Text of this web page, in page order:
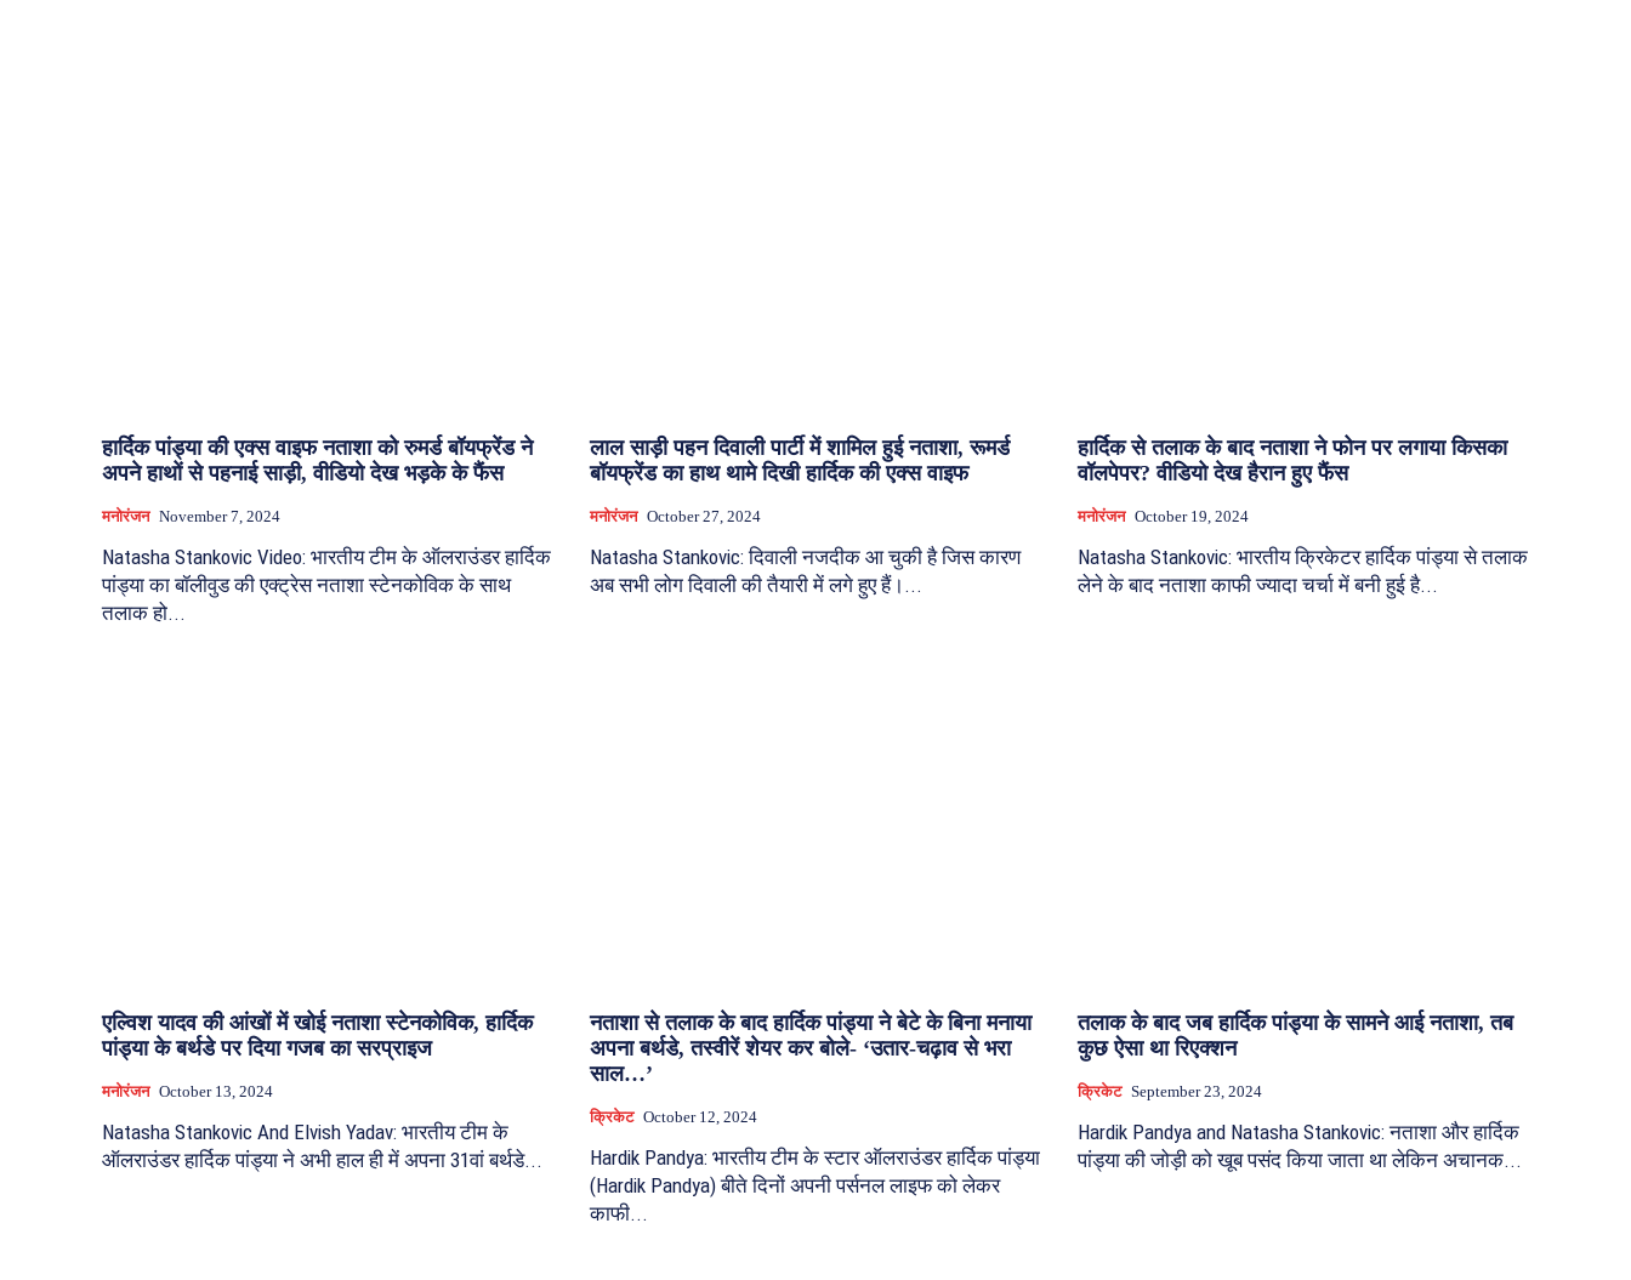
हार्दिक पांड्या की एक्स वाइफ नताशा को रुमर्ड बॉयफ्रेंड ने
अपने हाथों से पहनाई साड़ी, वीडियो देख भड़के के फैंस
मनोरंजन November 7, 2024
Natasha Stankovic Video: भारतीय टीम के ऑलराउंडर हार्दिक
पांड्या का बॉलीवुड की एक्ट्रेस नताशा स्टेनकोविक के साथ
तलाक हो...
लाल साड़ी पहन दिवाली पार्टी में शामिल हुई नताशा, रूमर्ड
बॉयफ्रेंड का हाथ थामे दिखी हार्दिक की एक्स वाइफ
मनोरंजन October 27, 2024
Natasha Stankovic: दिवाली नजदीक आ चुकी है जिस कारण
अब सभी लोग दिवाली की तैयारी में लगे हुए हैं।...
हार्दिक से तलाक के बाद नताशा ने फोन पर लगाया किसका
वॉलपेपर? वीडियो देख हैरान हुए फैंस
मनोरंजन October 19, 2024
Natasha Stankovic: भारतीय क्रिकेटर हार्दिक पांड्या से तलाक
लेने के बाद नताशा काफी ज्यादा चर्चा में बनी हुई है...
एल्विश यादव की आंखों में खोई नताशा स्टेनकोविक, हार्दिक
पांड्या के बर्थडे पर दिया गजब का सरप्राइज
मनोरंजन October 13, 2024
Natasha Stankovic And Elvish Yadav: भारतीय टीम के
ऑलराउंडर हार्दिक पांड्या ने अभी हाल ही में अपना 31वां बर्थडे...
नताशा से तलाक के बाद हार्दिक पांड्या ने बेटे के बिना मनाया
अपना बर्थडे, तस्वीरें शेयर कर बोले- ‘उतार-चढ़ाव से भरा
साल…’
क्रिकेट October 12, 2024
Hardik Pandya: भारतीय टीम के स्टार ऑलराउंडर हार्दिक पांड्या
(Hardik Pandya) बीते दिनों अपनी पर्सनल लाइफ को लेकर
काफी...
तलाक के बाद जब हार्दिक पांड्या के सामने आई नताशा, तब
कुछ ऐसा था रिएक्शन
क्रिकेट September 23, 2024
Hardik Pandya and Natasha Stankovic: नताशा और हार्दिक
पांड्या की जोड़ी को खूब पसंद किया जाता था लेकिन अचानक...